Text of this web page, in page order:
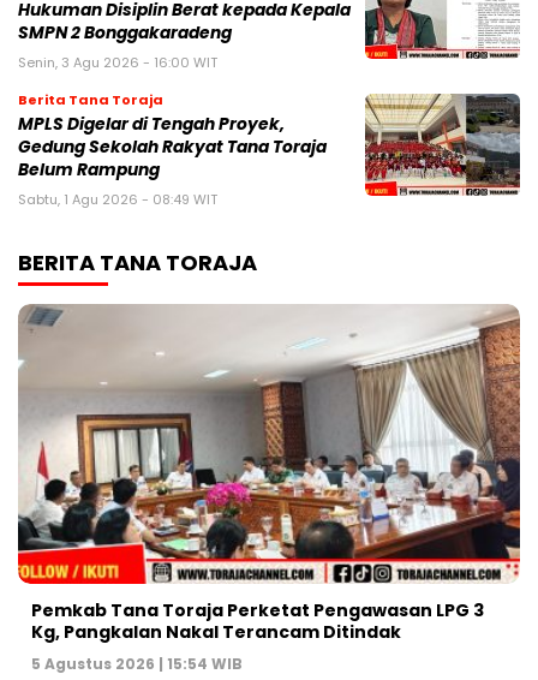
Hukuman Disiplin Berat kepada Kepala
SMPN 2 Bonggakaradeng
Senin, 3 Agu 2026 - 16:00 WIT
Berita Tana Toraja
MPLS Digelar di Tengah Proyek,
Gedung Sekolah Rakyat Tana Toraja
Belum Rampung
Sabtu, 1 Agu 2026 - 08:49 WIT
BERITA TANA TORAJA
Pemkab Tana Toraja Perketat Pengawasan LPG 3
Kg, Pangkalan Nakal Terancam Ditindak
5 Agustus 2026 | 15:54 WIB